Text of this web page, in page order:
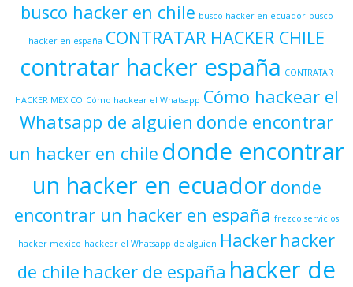
busco hacker en chile busco hacker en ecuador busco
hacker en españa CONTRATAR HACKER CHILE
contratar hacker españa CONTRATAR
HACKER MEXICO Cómo hackear el Whatsapp Cómo hackear el
Whatsapp de alguien donde encontrar
un hacker en chile donde encontrar
un hacker en ecuador donde
encontrar un hacker en españa frezco servicios
hacker mexico hackear el Whatsapp de alguien Hacker hacker
de chile hacker de españa hacker de